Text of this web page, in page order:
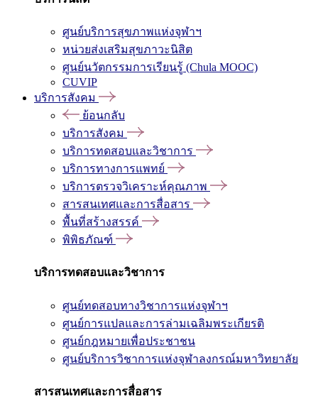
ศูนย์บริการสุขภาพแห่งจุฬาฯ
หน่วยส่งเสริมสุขภาวะนิสิต
ศูนย์นวัตกรรมการเรียนรู้ (Chula MOOC)
CUVIP
บริการสังคม
ย้อนกลับ
บริการสังคม
บริการทดสอบและวิชาการ
บริการทางการแพทย์
บริการตรวจวิเคราะห์คุณภาพ
สารสนเทศและการสื่อสาร
พื้นที่สร้างสรรค์
พิพิธภัณฑ์
บริการทดสอบและวิชาการ
ศูนย์ทดสอบทางวิชาการแห่งจุฬาฯ
ศูนย์การแปลและการล่ามเฉลิมพระเกียรติ
ศูนย์กฎหมายเพื่อประชาชน
ศูนย์บริการวิชาการแห่งจุฬาลงกรณ์มหาวิทยาลัย
สารสนเทศและการสื่อสาร